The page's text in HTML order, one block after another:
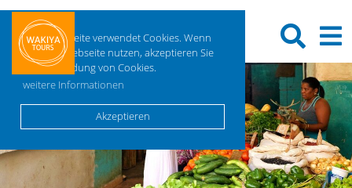
Diese Webseite verwendet Cookies. Wenn
Sie diese Webseite nutzen, akzeptieren Sie
die Verwendung von Cookies.
weitere Informationen
Akzeptieren